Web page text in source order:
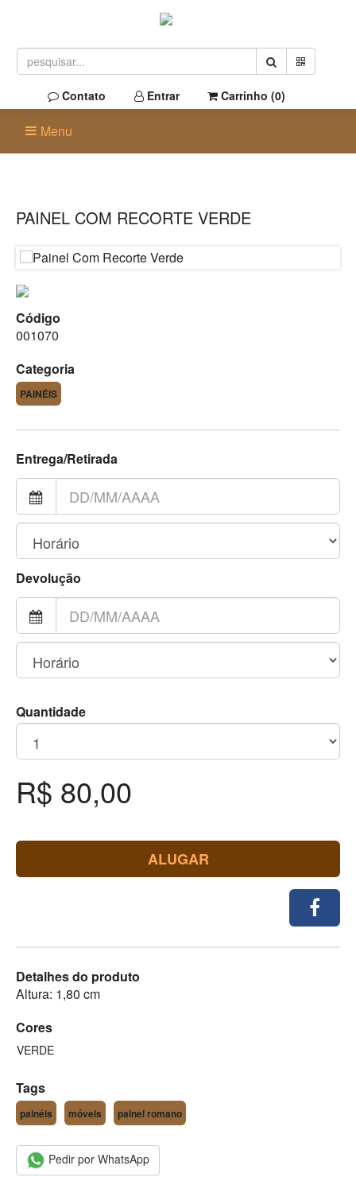
Contato Entrar Carrinho (0)
Menu
PAINEL COM RECORTE VERDE
Código
001070
Categoria
PAINÉIS
Entrega/Retirada
Devolução
Quantidade
R$ 80,00
ALUGAR
Detalhes do produto
Altura: 1,80 cm
Cores
VERDE
Tags
painéis móveis painel romano
Pedir por WhatsApp